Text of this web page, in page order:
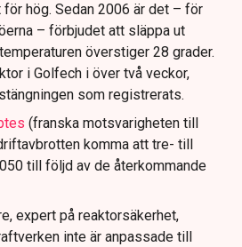
för hög. Sedan 2006 är det – för
– förbjudet att släppa ut
överstiger 28 grader.
i Golfech i över två veckor,
som registrerats.
(franska motsvarigheten till
komma att tre- till
till följd av de återkommande
expert på reaktorsäkerhet,
inte är anpassade till